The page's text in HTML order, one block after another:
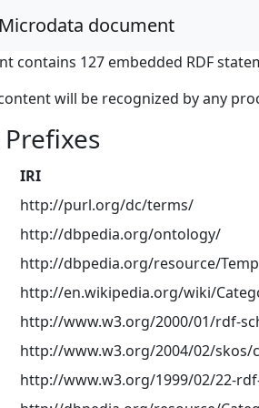
document
contains 127 embedded RDF
will be recognized by any
IRI
http://purl.org/dc/terms/
http://dbpedia.org/ontology/
http://dbpedia.org/resource/
http://en.wikipedia.org/wiki/
http://www.w3.org/2000/01/rdf-
http://www.w3.org/2004/02/skos/
http://www.w3.org/1999/02/22-